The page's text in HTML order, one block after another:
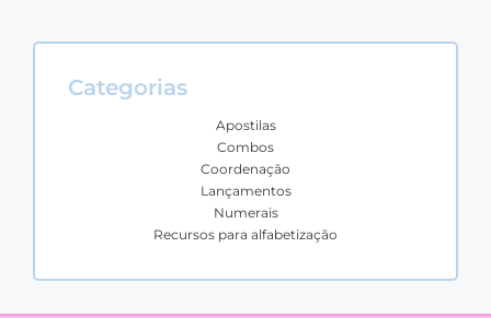
Categorias
Apostilas
Combos
Coordenação
Lançamentos
Numerais
Recursos para alfabetização